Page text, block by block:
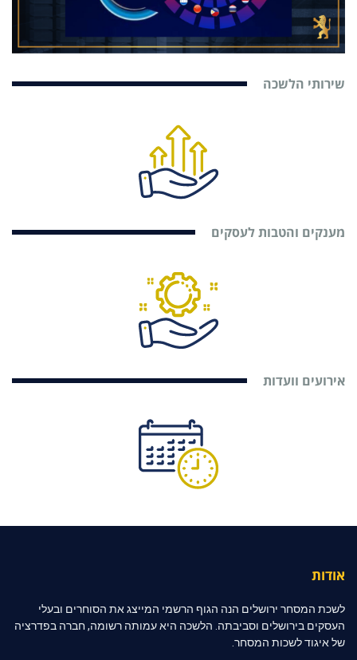
שירותי הלשכה
מענקים והטבות לעסקים
אירועים וועדות
אודות
לשכת המסחר ירושלים הנה הגוף הרשמי המייצג את הסוחרים ובעלי
העסקים בירושלים וסביבתה. הלשכה היא עמותה רשומה, חברה בפדרציה
של איגוד לשכות המסחר.